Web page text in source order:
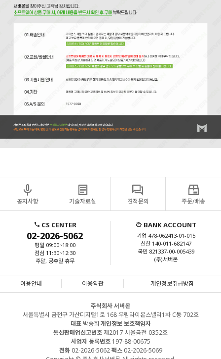
공지사항 기술자료실 견적문의 주문/배송
CS CENTER
02-2026-5062
평일 09:00~18:00
점심 11:30~12:30
주말, 공휴일 휴무
BANK ACCOUNT
기업 478-062413-01-015
신한 140-011-682147
국민 821337-00-005439
(주)서버몬
이용안내 이용약관 개인정보취급방침
주식회사 서버몬
서울특별시 금천구 가산디지털1로 168 우림라이온스밸리1차 C동 702호
대표박승희 개인정보 보호책임자
통신판매업신고번호제2017-서울금천-0352호
사업자 등록번호197-88-00675
전화02-2026-5062팩스02-2026-5069